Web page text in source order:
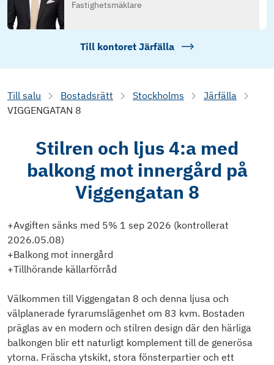
Fastighetsmäklare
Till kontoret Järfälla
Till salu Bostadsrätt Stockholms
Järfälla
VIGGENGATAN 8
Stilren och ljus 4:a med
balkong mot innergård på
Viggengatan 8
+Avgiften sänks med 5% 1 sep 2026 (kontrollerat
2026.05.08)
+Balkong mot innergård
+Tillhörande källarförråd
Välkommen till Viggengatan 8 och denna ljusa och
välplanerade fyrarumslägenhet om 83 kvm. Bostaden
präglas av en modern och stilren design där den härliga
balkongen blir ett naturligt komplement till de generösa
ytorna. Fräscha ytskikt, stora fönsterpartier och ett